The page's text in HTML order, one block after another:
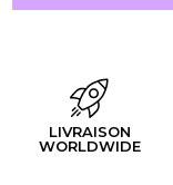
LIVRAISON
WORLDWIDE